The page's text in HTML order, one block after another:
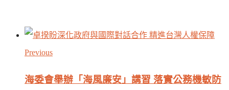
Previous
海委會舉辦「海風廉安」講習 落實公務機敏防